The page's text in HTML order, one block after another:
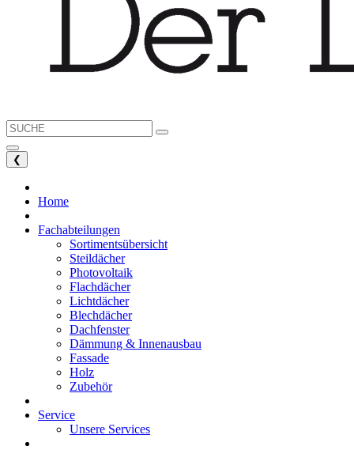
❮
Home
Fachabteilungen
Sortimentsübersicht
Steildächer
Photovoltaik
Flachdächer
Lichtdächer
Blechdächer
Dachfenster
Dämmung & Innenausbau
Fassade
Holz
Zubehör
Service
Unsere Services